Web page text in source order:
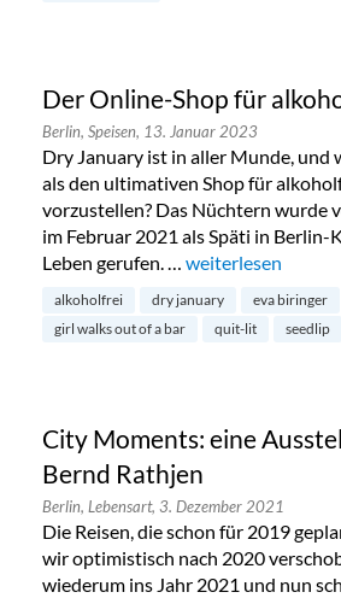
Der Online-Shop für
Berlin, Speisen, 13. Januar 2023
Dry January ist in aller Munde, und
als den ultimativen Shop für
vorzustellen? Das Nüchtern wurde
im Februar 2021 als Späti in Berlin-
Leben gerufen. … „Der Online-Shop
weiterlesen
alkoholfrei dry january
eva biringer
girl walks out of a bar
quit-lit seedlip
City Moments: eine
Bernd Rathjen
Berlin, Lebensart, 3. Dezember 2021
Die Reisen, die schon für 2019
wir optimistisch nach 2020
wiederum ins Jahr 2021 und nun